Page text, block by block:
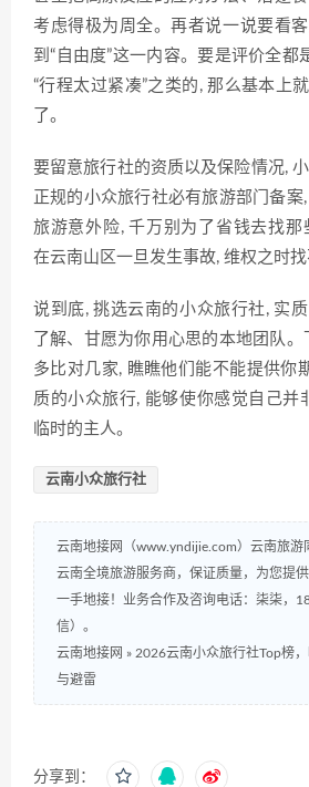
考虑得极为周全。再者说一说要看
到“自由度”这一内容。要是评价全都
“行程太过紧凑”之类的, 那么基本上
了。
要留意旅行社的资质以及保险情况,
正规的小众旅行社必有旅游部门备案
旅游意外险, 千万别为了省钱去找那
在云南山区一旦发生事故, 维权之时找
说到底, 挑选云南的小众旅行社, 实
了解、甘愿为你用心思的本地团队
多比对几家, 瞧瞧他们能不能提供你
质的小众旅行, 能够使你感觉自己并
临时的主人。
云南小众旅行社
云南地接网（www.yndijie.com）云南旅游
云南全境旅游服务商，保证质量，为您提供
一手地接！业务合作及咨询电话：柒柒，
信）。
云南地接网 » 2026云南小众旅行社Top榜
与避雷
分享到：